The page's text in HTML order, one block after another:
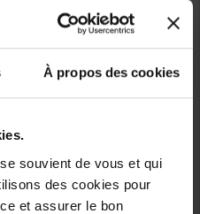
À propos des cookies
souvient de vous et qui
des cookies pour
et assurer le bon